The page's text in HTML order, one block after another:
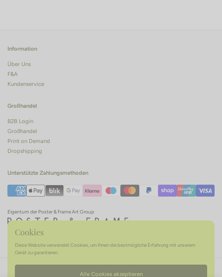
Information
Über Uns
F&A
Kundenservice
Großhandel
B2B Login
Großhandel
Print on Demand
Dropshipping
Unterstützte Zahlungsmethoden
Eigentum der Poster & Frame Art Group
Cookies
Diese Website verwendet Cookies, um Ihnen die bestmögliche Erfahrung mit unserem
Gerät zu garantieren.
Alle Cookies akzeptieren